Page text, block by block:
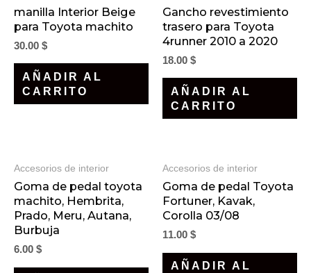
manilla Interior Beige
para Toyota machito
30.00 $
AÑADIR AL
CARRITO
Gancho revestimiento
trasero para Toyota
4runner 2010 a 2020
18.00 $
AÑADIR AL
CARRITO
Accesorios de interior
Goma de pedal toyota
machito, Hembrita,
Prado, Meru, Autana,
Burbuja
6.00 $
Accesorios de interior
Goma de pedal Toyota
Fortuner, Kavak,
Corolla 03/08
11.00 $
AÑADIR AL